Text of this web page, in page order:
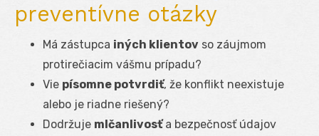
preventívne otázky
Má zástupca iných klientov so záujmom
protirečiacim vášmu prípadu?
Vie písomne potvrdiť, že konflikt neexistuje
alebo je riadne riešený?
Dodržuje mlčanlivosťa bezpečnosť údajov